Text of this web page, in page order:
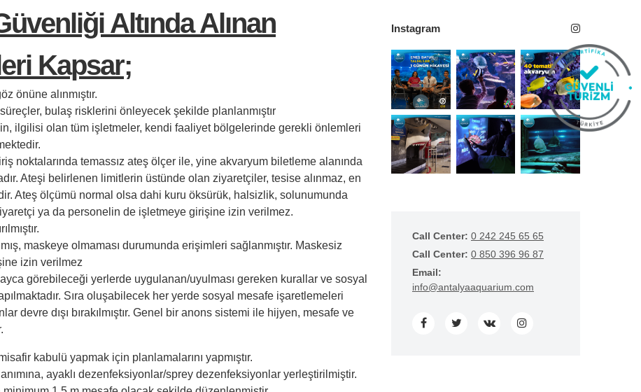
Altında Alınan
Kapsar;
önüne alınmıştır.
bulaş risklerini önleyecek şekilde planlanmıştır
ilgilisi olan tüm işletmeler, kendi faaliyet bölgelerinde gerekli önlemleri
noktalarında temassız ateş ölçer ile, yine akvaryum biletleme alanında
Ateşi belirlenen limitlerin üstünde olan ziyaretçiler, tesise alınmaz, en
Ateş ölçümü normal olsa dahi kuru öksürük, halsizlik, solunumunda
ya da personelin de işletmeye girişine izin verilmez.
maskeye olmaması durumunda erişimleri sağlanmıştır. Maskesiz
izin verilmez
görebileceği yerlerde uygulanan/uyulması gereken kurallar ve sosyal
Sıra oluşabilecek her yerde sosyal mesafe işaretlemeleri
devre dışı bırakılmıştır. Genel bir anons sistemi ile hijyen, mesafe ve
kabulü yapmak için planlamalarını yapmıştır.
ayaklı dezenfeksiyonlar/sprey dezenfeksiyonlar yerleştirilmiştir.
Instagram
Call Center: 0 242 245 65 65
Call Center: 0 850 396 96 87
Email:
info@antalyaaquarium.com